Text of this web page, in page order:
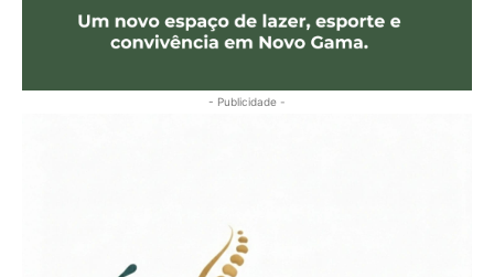
- Publicidade -